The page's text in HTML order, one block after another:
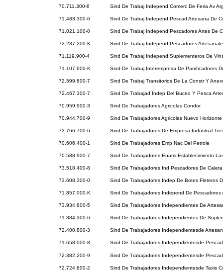
70.711.300-6 Sind De Trabaj Independ Comerc De Feria Av
71.483.300-6 Sind De Trabaj Independ Pescad Artesana De
71.021.100-0 Sind De Trabaj Independ Pescadores Artes De
72.237.200-K Sind De Trabaj Independ Pescadores
71.119.900-4 Sind De Trabaj Independ Suplementeros De
71.107.600-K Sind De Trabaj Interempresa De Panificadores
72.599.800-7 Sind De Trabaj Transitorios De La Constr Y
72.467.300-7 Sind De Trabajad Indep Del Buceo Y Pesca
70.959.900-3 Sind De Trabajadores Agricolas Condor
70.944.700-9 Sind De Trabajadores Agricolas Nuevo Horizonte
73.766.700-6 Sind De Trabajadores De Empresa Industrial
70.606.400-1 Sind De Trabajadores Emp Nac Del Petrole
70.588.900-7 Sind De Trabajadores Enami Establecimiento
73.518.400-8 Sind De Trabajadores Ind Pescadores De
73.608.300-0 Sind De Trabajadores Indep De Botes Fleteros
71.857.000-K Sind De Trabajadores Independ De Pescadores
73.934.800-5 Sind De Trabajadores Independientes De
71.884.300-6 Sind De Trabajadores Independientes De
72.400.800-3 Sind De Trabajadores Independientesde
71.658.000-8 Sind De Trabajadores Independientesde
72.382.200-9 Sind De Trabajadores Independientesde
72.724.600-2 Sind De Trabajadores Independientesde Taxis